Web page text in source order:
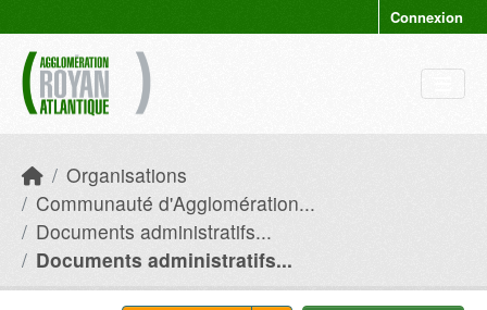
Connexion
Organisations
Communauté d'Agglomération...
Documents administratifs...
Documents administratifs...